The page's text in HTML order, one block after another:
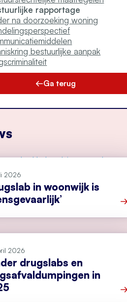
rapportage
na doorzoeking woning
bestuurlijke aanpak
Ga terug
2026
in woonwijk is
2026
drugslabs en
in